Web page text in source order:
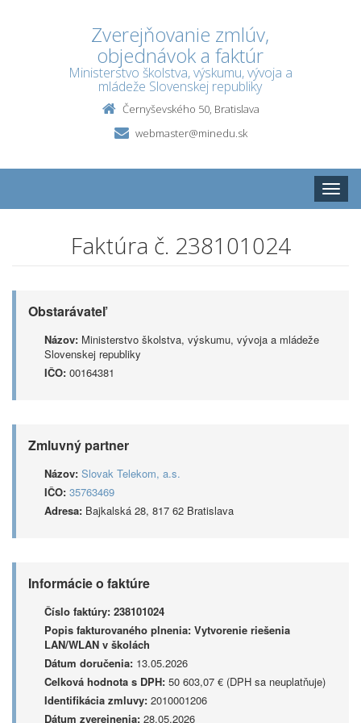
Zverejňovanie zmlúv,
objednávok a faktúr
Ministerstvo školstva, výskumu, vývoja a
mládeže Slovenskej republiky
Černyševského 50, Bratislava
webmaster@minedu.sk
Toggle
Faktúra č. 238101024
Obstarávateľ
Názov: Ministerstvo školstva, výskumu, vývoja a mládeže
Slovenskej republiky
IČO: 00164381
Zmluvný partner
Názov: Slovak Telekom, a.s.
IČO: 35763469
Adresa: Bajkalská 28, 817 62 Bratislava
Informácie o faktúre
Číslo faktúry: 238101024
Popis fakturovaného plnenia: Vytvorenie riešenia
LAN/WLAN v školách
Dátum doručenia: 13.05.2026
Celková hodnota s DPH: 50 603,07 € (DPH sa neuplatňuje)
Identifikácia zmluvy: 2010001206
Dátum zverejnenia: 28.05.2026